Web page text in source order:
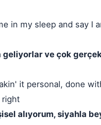
in my sleep and say I
geliyorlar ve çok
it personal, done
right
alıyorum, siyahla